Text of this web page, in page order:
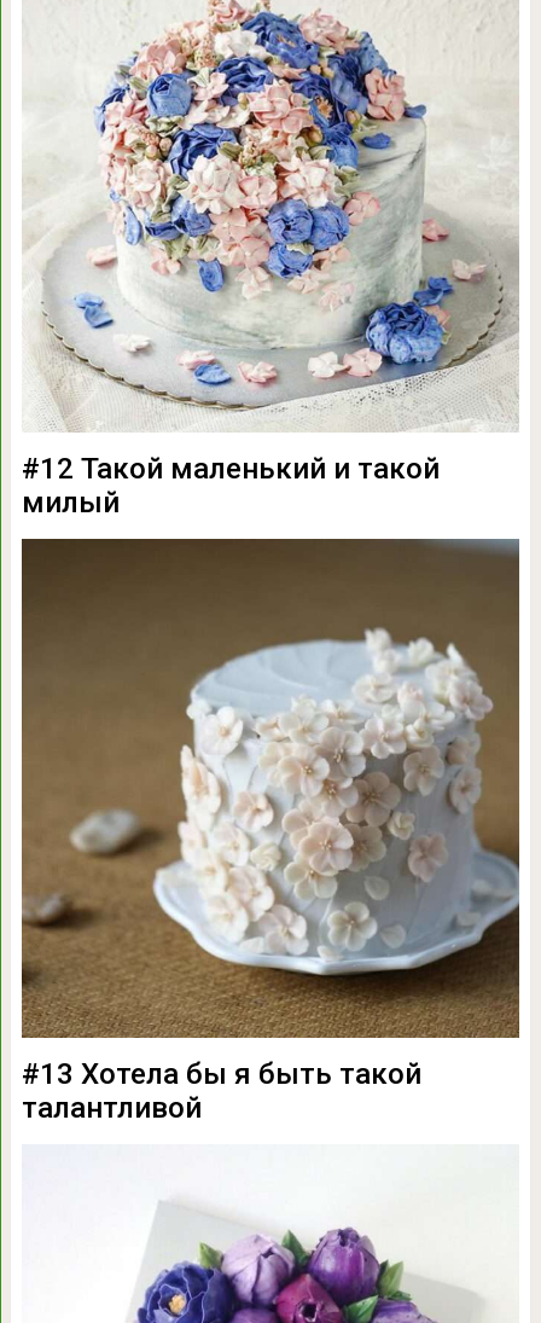
#12 Такой маленький и такой
милый
#13 Хотела бы я быть такой
талантливой